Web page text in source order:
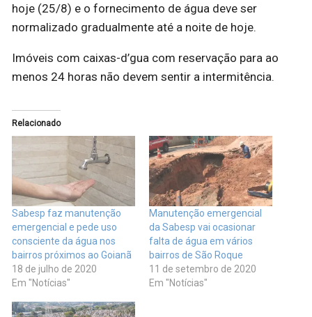
hoje (25/8) e o fornecimento de água deve ser
normalizado gradualmente até a noite de hoje.
Imóveis com caixas-d’gua com reservação para ao
menos 24 horas não devem sentir a intermitência.
Relacionado
Sabesp faz manutenção
emergencial e pede uso
consciente da água nos
bairros próximos ao Goianã
18 de julho de 2020
Em "Notícias"
Manutenção emergencial
da Sabesp vai ocasionar
falta de água em vários
bairros de São Roque
11 de setembro de 2020
Em "Notícias"